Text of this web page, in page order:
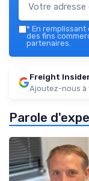
* En remplissant
des fins
partenaires.
Freight
Ajoutez-nous à
Parole